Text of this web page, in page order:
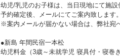
幼児/乳児のお子様は、当日現地にて施設
予約確定後、メールにてご案内致します。
※案内メールが届かない場合は、弊社宛
●新島 年間民宿一本松
幼児料金（3歳～未就学児 寝具付・寝巻き